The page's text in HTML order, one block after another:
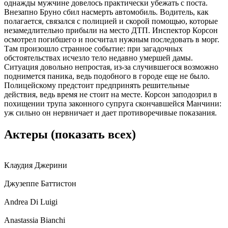
однажды мужчине довелось практически убежать с поста.
Внезапно Бруно сбил насмерть автомобиль. Водитель, как
полагается, связался с полицией и скорой помощью, которые
незамедлительно прибыли на место ДТП. Инспектор Корсон
осмотрел погибшего и посчитал нужным последовать в морг.
Там произошло странное событие: при загадочных
обстоятельствах исчезло тело недавно умершей дамы.
Ситуация довольно непростая, из-за случившегося возможно
поднимется паника, ведь подобного в городе еще не было.
Полицейскому предстоит предпринять решительные
действия, ведь время не стоит на месте. Корсон заподозрил в
похищении трупа законного супруга скончавшейся Манчини:
уж сильно он нервничает и дает противоречивые показания.
Актеры (показать всех)
Клаудия Джерини
Джузеппе Баттистон
Andrea Di Luigi
Anastassia Bianchi